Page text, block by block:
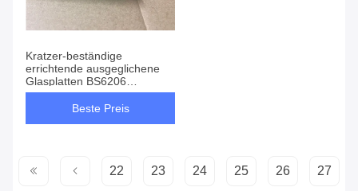
Kratzer-beständige
errichtende ausgeglichene
Glasplatten BS6206
Transculant
Beste Preis
22 23 24 25 26 27